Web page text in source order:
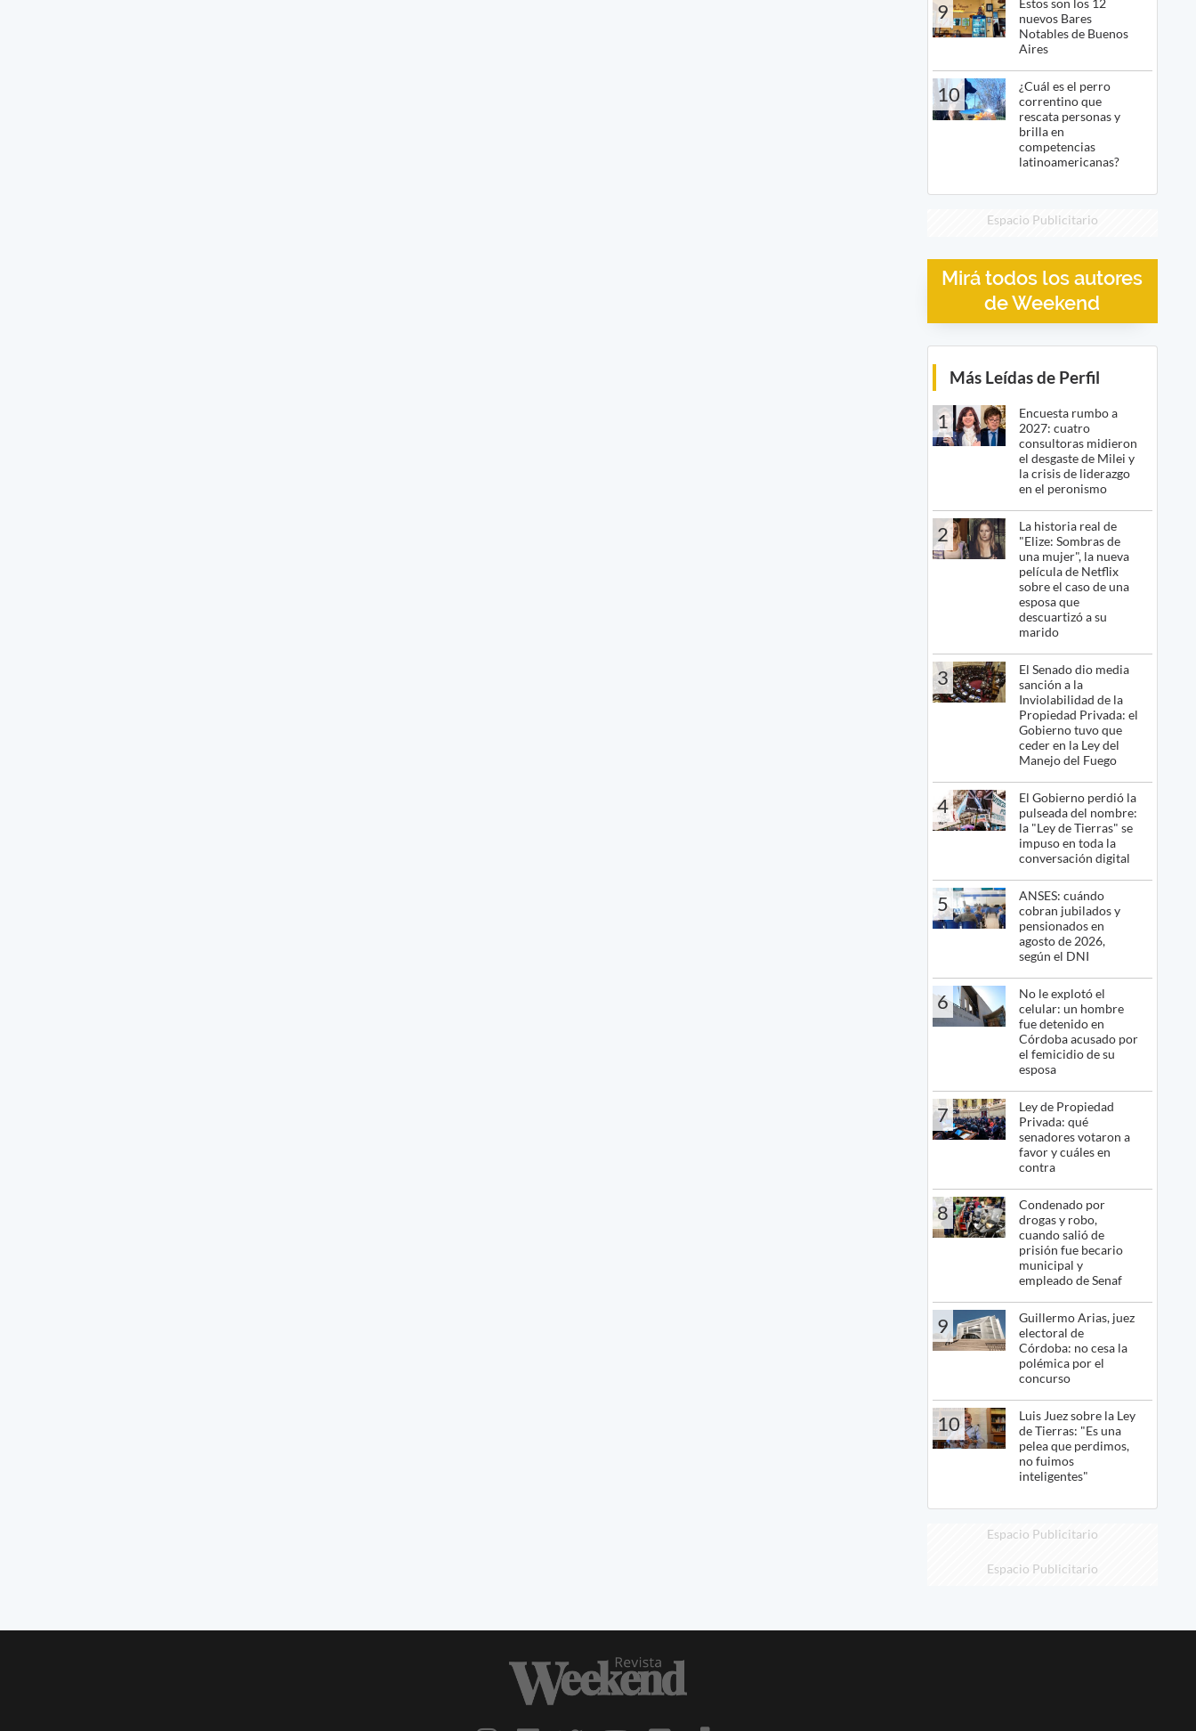
9
Estos son los 12
nuevos Bares
Notables de Buenos
Aires
10
¿Cuál es el perro
correntino que
rescata personas y
brilla en
competencias
latinoamericanas?
Espacio Publicitario
Mirá todos los autores
de Weekend
Más Leídas de Perfil
1
Encuesta rumbo a
2027: cuatro
consultoras midieron
el desgaste de Milei y
la crisis de liderazgo
en el peronismo
2
La historia real de
"Elize: Sombras de
una mujer", la nueva
película de Netflix
sobre el caso de una
esposa que
descuartizó a su
marido
3
El Senado dio media
sanción a la
Inviolabilidad de la
Propiedad Privada: el
Gobierno tuvo que
ceder en la Ley del
Manejo del Fuego
4
El Gobierno perdió la
pulseada del nombre:
la "Ley de Tierras" se
impuso en toda la
conversación digital
5
ANSES: cuándo
cobran jubilados y
pensionados en
agosto de 2026,
según el DNI
6
No le explotó el
celular: un hombre
fue detenido en
Córdoba acusado por
el femicidio de su
esposa
7
Ley de Propiedad
Privada: qué
senadores votaron a
favor y cuáles en
contra
8
Condenado por
drogas y robo,
cuando salió de
prisión fue becario
municipal y
empleado de Senaf
9
Guillermo Arias, juez
electoral de
Córdoba: no cesa la
polémica por el
concurso
10
Luis Juez sobre la Ley
de Tierras: "Es una
pelea que perdimos,
no fuimos
inteligentes"
Espacio Publicitario
Espacio Publicitario